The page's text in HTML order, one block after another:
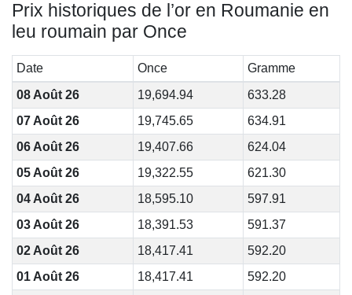
Prix historiques de l’or en Roumanie en
leu roumain par Once
Date Once
Gramme
08 Août 26
19,694.94
633.28
07 Août 26
19,745.65
634.91
06 Août 26
19,407.66
624.04
05 Août 26
19,322.55
621.30
04 Août 26
18,595.10
597.91
03 Août 26
18,391.53
591.37
02 Août 26
18,417.41
592.20
01 Août 26
18,417.41
592.20